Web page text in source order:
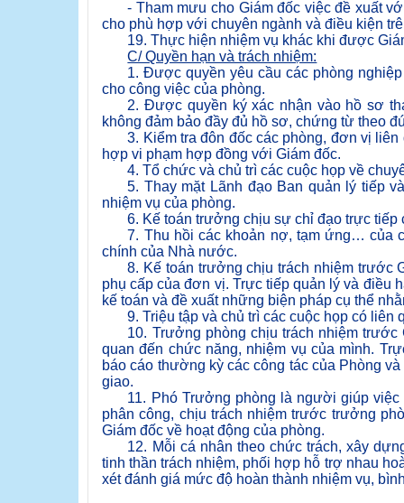
- Tham mưu cho Giám đốc việc đề xuất
cho phù hợp với chuyên ngành và điều kiện
19. Thực hiện nhiệm vụ khác khi được
C/ Quyền hạn và trách nhiệm:
1. Được quyền yêu cầu các phòng
cho công việc của phòng.
2. Được quyền ký xác nhận vào hồ sơ
không đảm bảo đầy đủ hồ sơ, chứng từ theo
3. Kiểm tra đôn đốc các phòng, đơn vị
hợp vi phạm hợp đồng với Giám đốc.
4. Tổ chức và chủ trì các cuộc họp về
5. Thay mặt Lãnh đạo Ban quản lý tiếp
nhiệm vụ của phòng.
6. Kế toán trưởng chịu sự chỉ đạo trực tiếp
7. Thu hồi các khoản nợ, tạm ứng… của
chính của Nhà nước.
8. Kế toán trưởng chịu trách nhiệm trước
phụ cấp của đơn vị. Trực tiếp quản lý và điều
kế toán và đề xuất những biện pháp cụ thể
9. Triệu tập và chủ trì các cuộc họp có liên
10. Trưởng phòng chịu trách nhiệm
quan đến chức năng, nhiệm vụ của mình.
báo cáo thường kỳ các công tác của Phòng
giao.
11. Phó Trưởng phòng là người giúp
phân công, chịu trách nhiệm trước trưởng
Giám đốc về hoạt động của phòng.
12. Mỗi cá nhân theo chức trách, xây
tinh thần trách nhiệm, phối hợp hỗ trợ nhau
xét đánh giá mức độ hoàn thành nhiệm vụ,